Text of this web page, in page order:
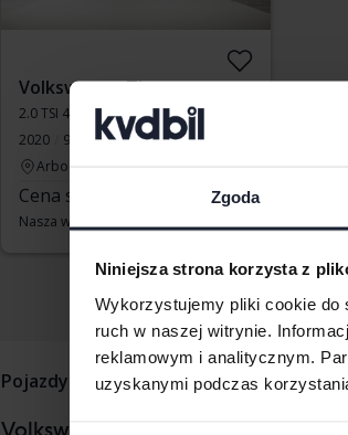
Zgoda
Niniejsza strona korzysta z
Wykorzystujemy pliki cookie do
ruch w naszej witrynie.
reklamowym i analitycznym.
uzyskanymi podczas
Volkswagen Tiguan
2.0 TSI 4MOTION
2020
92 880 km
Benzyna
Arboga
Cena startowa Wkrótce
Nasza wycena jest już w drodze
Pojazdy Volkswagen Tiguan
Volkswagenmodele